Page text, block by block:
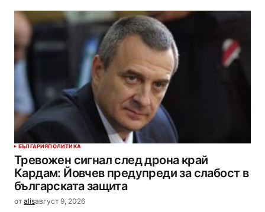
БЪЛГАРИЯПОЛИТИКА
Тревожен сигнал след дрона край
Кардам: Йовчев предупреди за слабост в
българската защита
от alisавгуст 9, 2026